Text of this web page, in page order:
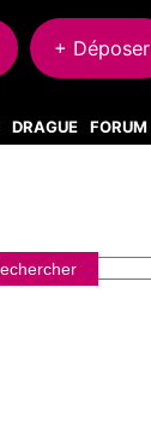
+ Déposer
DRAGUE FORUM